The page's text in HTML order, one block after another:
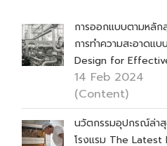
การออกแบบตามหลัก
การทำความสะอาดแ
Design for
14 Feb 2024
(Content)
นวัตกรรมอุปกรณ์ล่าสุ
โรงแรม The